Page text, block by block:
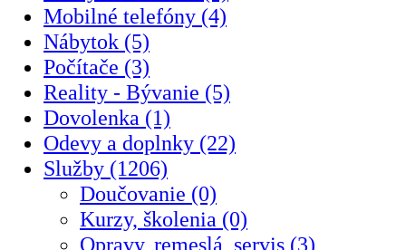
Mobilné telefóny (4)
Nábytok (5)
Počítače (3)
Reality - Bývanie (5)
Dovolenka (1)
Odevy a doplnky (22)
Služby (1206)
Doučovanie (0)
Kurzy, školenia (0)
Opravy, remeslá, servis (3)